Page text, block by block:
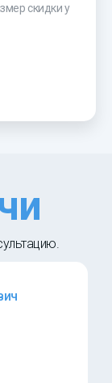
скидки у